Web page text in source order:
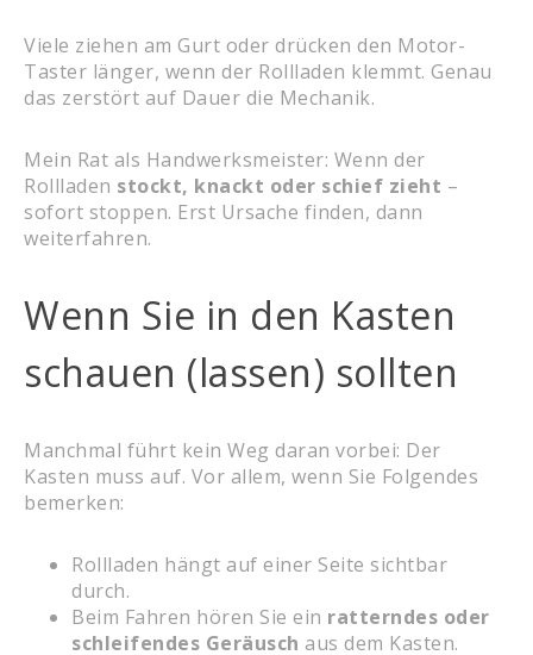
Viele ziehen am Gurt oder drücken den Motor-
Taster länger, wenn der Rollladen klemmt. Genau
das zerstört auf Dauer die Mechanik.
Mein Rat als Handwerksmeister: Wenn der
Rollladen stockt, knackt oder schief zieht –
sofort stoppen. Erst Ursache finden, dann
weiterfahren.
Wenn Sie in den Kasten
schauen (lassen) sollten
Manchmal führt kein Weg daran vorbei: Der
Kasten muss auf. Vor allem, wenn Sie Folgendes
bemerken:
Rollladen hängt auf einer Seite sichtbar
durch.
Beim Fahren hören Sie ein ratterndes oder
schleifendes Geräusch aus dem Kasten.